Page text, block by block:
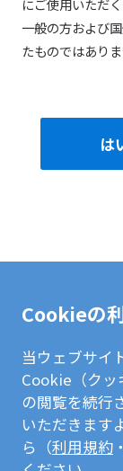
にご使用いただ
一般の方および
たものではあり
は
Cookieの
当ウェブサイ
Cookie（クッ
の閲覧を続行
いただきます
ら（利用規約・